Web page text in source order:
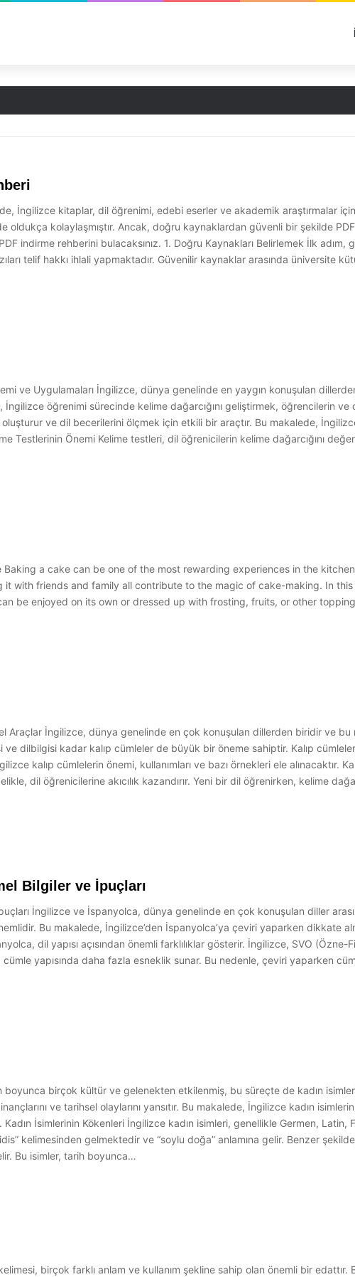
İngilizce kitaplar, dil öğrenimi, edebi eserler ve akademik araştırmalar
oldukça kolaylaşmıştır. Ancak, doğru kaynaklardan güvenli bir şekilde
indirme rehberini bulacaksınız. 1. Doğru Kaynakları Belirlemek İlk
telif hakkı ihlali yapmaktadır. Güvenilir kaynaklar arasında üniversite
ve Uygulamaları İngilizce, dünya genelinde en yaygın konuşulan
İngilizce öğrenimi sürecinde kelime dağarcığını geliştirmek, öğrencilerin
ve dil becerilerini ölçmek için etkili bir araçtır. Bu makalede,
Testlerinin Önemi Kelime testleri, dil öğrenicilerin kelime dağarcığını
a cake can be one of the most rewarding experiences in the
with friends and family all contribute to the magic of cake-making. In
be enjoyed on its own or dressed up with frosting, fruits, or other
Araçlar İngilizce, dünya genelinde en çok konuşulan dillerden biridir ve
dilbilgisi kadar kalıp cümleler de büyük bir öneme sahiptir. Kalıp
kalıp cümlelerin önemi, kullanımları ve bazı örnekleri ele alınacaktır.
dil öğrenicilerine akıcılık kazandırır. Yeni bir dil öğrenirken, kelime
Bilgiler ve İpuçları
İngilizce ve İspanyolca, dünya genelinde en çok konuşulan diller
Bu makalede, İngilizce’den İspanyolca’ya çeviri yaparken dikkate
dil yapısı açısından önemli farklılıklar gösterir. İngilizce, SVO
yapısında daha fazla esneklik sunar. Bu nedenle, çeviri yaparken
boyunca birçok kültür ve gelenekten etkilenmiş, bu süreçte de kadın
ve tarihsel olaylarını yansıtır. Bu makalede, İngilizce kadın
İsimlerinin Kökenleri İngilizce kadın isimleri, genellikle Germen,
kelimesinden gelmektedir ve “soylu doğa” anlamına gelir. Benzer
Bu isimler, tarih boyunca…
birçok farklı anlam ve kullanım şekline sahip olan önemli bir